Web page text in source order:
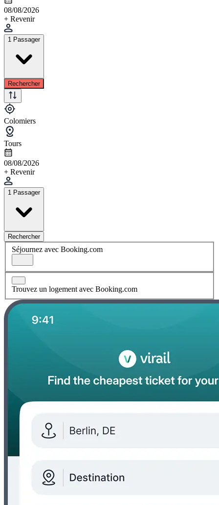
08/08/2026
+ Revenir
1 Passager
Rechercher
Colomiers
Tours
08/08/2026
+ Revenir
1 Passager
Rechercher
Séjournez avec Booking.com
Trouvez un logement avec Booking.com